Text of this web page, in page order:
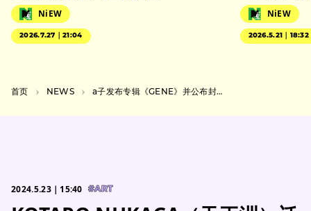
NiEW
2026.7.27｜21:04
NiEW
2026.5.21｜18:32
首页 NEWS a子发布专辑《GENE》并公布封面。包括 《SXSW》的片段。
2024.5.23｜15:40 #ART